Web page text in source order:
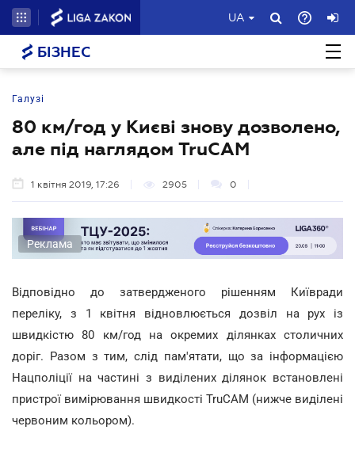
UA
БІЗНЕС
Галузі
80 км/год у Києві знову дозволено,
але під наглядом TruCAM
1 квітня 2019, 17:26 2905 0
Реклама
Відповідно до затвердженого рішенням Київради
переліку, з 1 квітня відновлюється дозвіл на рух із
швидкістю 80 км/год на окремих ділянках столичних
доріг. Разом з тим, слід пам'ятати, що за інформацією
Нацполіції на частині з виділених ділянок встановлені
пристрої вимірювання швидкості TruCAM (нижче виділені
червоним кольором).